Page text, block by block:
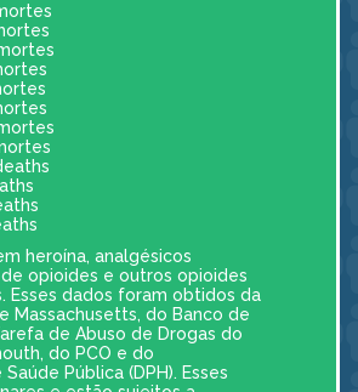
heroína, analgésicos
opioides e outros opioides
Esses dados foram obtidos da
Massachusetts, do Banco de
de Abuso de Drogas do
do PCO e do
Pública (DPH). Esses